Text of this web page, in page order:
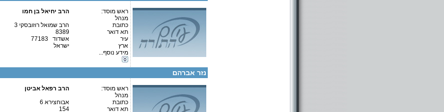
ראש מוסד:
הרב יחיאל בן חמו
מנהל
כתובת
הרב שמואל רוזובסקי 3
תא דואר
8389
עיר
אשדוד 77183
ארץ
ישראל
מידע נוסף...
ישיבות-ישיבה קטנה
נזר אברהם
ראש מוסד:
הרב רפאל אביטן
מנהל
כתובת
אבוחצירא 6
תא דואר
154
טלפון 1:
טלפון 2:
איש קשר: